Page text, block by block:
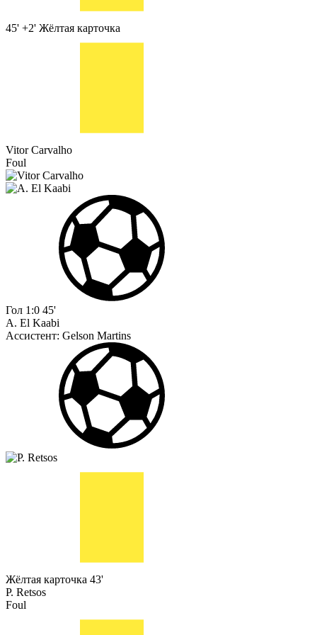
45' +2' Жёлтая карточка
Vitor Carvalho
Foul
Гол 1:0 45'
A. El Kaabi
Ассистент: Gelson Martins
Жёлтая карточка 43'
P. Retsos
Foul